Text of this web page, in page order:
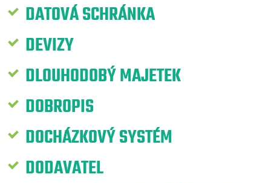
DATOVÁ SCHRÁNKA
DEVIZY
DLOUHODOBÝ MAJETEK
DOBROPIS
DOCHÁZKOVÝ SYSTÉM
DODAVATEL